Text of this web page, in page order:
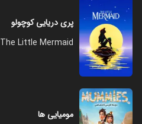
پری دریایی کوچولو
The Little Mermaid
مومیایی ها